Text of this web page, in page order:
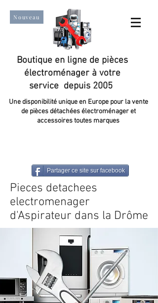
Nouveau
Boutique en ligne de pièces
électroménager à votre
service depuis 2005
Une disponibilité unique en Europe pour la vente
de pièces détachées électroménager et
accessoires toutes marques
Partager ce site sur facebook
Pieces detachees
electromenager
d'Aspirateur dans la Drôme